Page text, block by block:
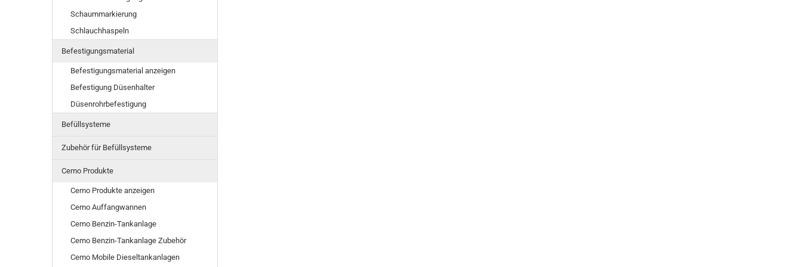
Schaummarkierung
Schlauchhaspeln
Befestigungsmaterial
Befestigungsmaterial anzeigen
Befestigung Düsenhalter
Düsenrohrbefestigung
Befüllsysteme
Zubehör für Befüllsysteme
Cemo Produkte
Cemo Produkte anzeigen
Cemo Auffangwannen
Cemo Benzin-Tankanlage
Cemo Benzin-Tankanlage Zubehör
Cemo Mobile Dieseltankanlagen